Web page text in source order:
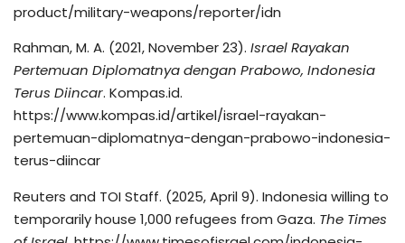
product/military-weapons/reporter/idn
Rahman, M. A. (2021, November 23). Israel Rayakan
Pertemuan Diplomatnya dengan Prabowo, Indonesia
Terus Diincar. Kompas.id.
https://www.kompas.id/artikel/israel-rayakan-
pertemuan-diplomatnya-dengan-prabowo-indonesia-
terus-diincar
Reuters and TOI Staff. (2025, April 9). Indonesia willing to
temporarily house 1,000 refugees from Gaza. The Times